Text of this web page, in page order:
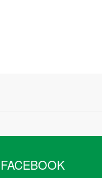
FACEBOOK